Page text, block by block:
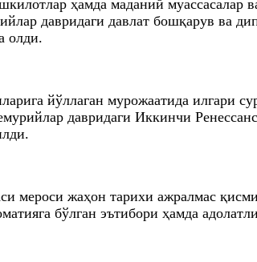
ҳамда маданий
давридаги давлат бошқарув ва
олди.
йўллаган мурожаатида илгари
давридаги Иккинчи
мероси жаҳон тарихи ажралмас
бўлган эътибори ҳамда